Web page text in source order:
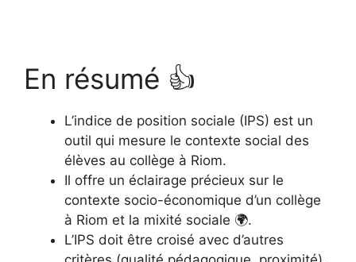
En résumé 👍
L’indice de position sociale (IPS) est un
outil qui mesure le contexte social des
élèves au collège à Riom.
Il offre un éclairage précieux sur le
contexte socio-économique d’un collège
à Riom et la mixité sociale 🌍.
L’IPS doit être croisé avec d’autres